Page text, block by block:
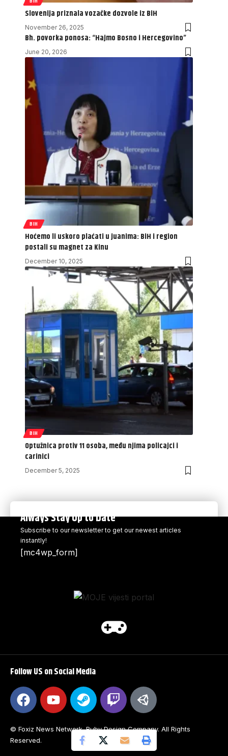
Slovenija priznala vozačke dozvole iz BiH
November 26, 2025
Bh. povorka ponosa: “Hajmo Bosno i Hercegovino”
June 20, 2026
BIH
Hoćemo li uskoro plaćati u juanima: BiH i region
postali su magnet za Kinu
December 10, 2025
BIH
Optužnica protiv 11 osoba, među njima policajci i
carinici
December 5, 2025
Always Stay Up to Date
Subscribe to our newsletter to get our newest articles
instantly!
[mc4wp_form]
Follow US on Social Media
© Foxiz News Network. Ruby Design Company. All Rights
Reserved.